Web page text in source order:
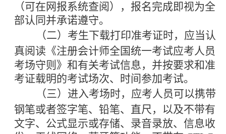
（可在网报系统查阅），报名完成即视为全
部认 同并承诺遵守。
（二）考生下载打印准考证时，应当认
真阅读《注册会计师全国统一考试应考人员
考场守则》和有关考试信息，并按要求和准
考证载明的考试场次、时间参加考试。
（三）进入考场时，应考人员可以携带
钢笔或者签字笔、铅笔、直尺，以及不带有
文字、公式显示或存储、录音录放、 信息收